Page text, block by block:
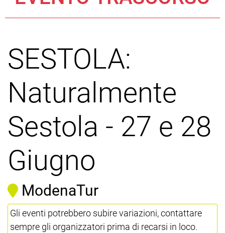
SESTOLA:
Naturalmente
Sestola - 27 e 28
Giugno
ModenaTur
Gli eventi potrebbero subire variazioni, contattare
sempre gli organizzatori prima di recarsi in loco.